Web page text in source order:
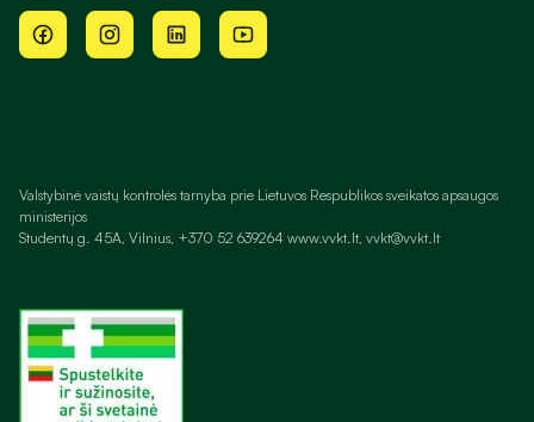
Valstybinė vaistų kontrolės tarnyba prie Lietuvos Respublikos sveikatos apsaugos
ministerijos
Studentų g. 45A, Vilnius, +370 52 639264 www.vvkt.lt, vvkt@vvkt.lt